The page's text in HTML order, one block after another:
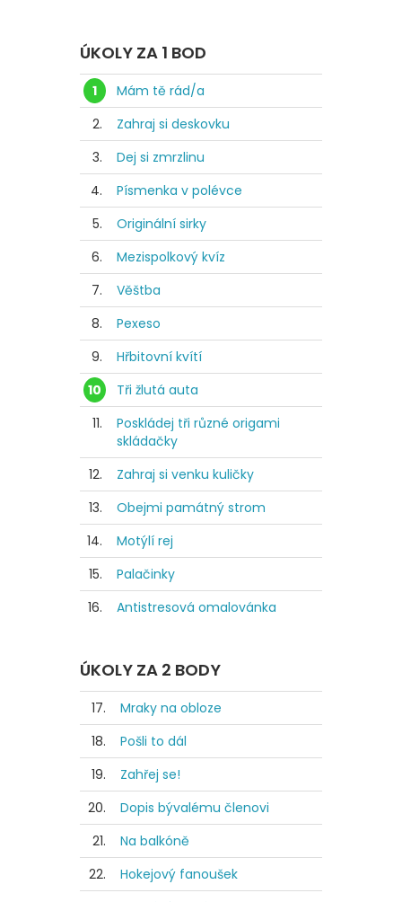
ÚKOLY ZA 1 BOD
1
Mám tě rád/a
2.
Zahraj si deskovku
3.
Dej si zmrzlinu
4.
Písmenka v polévce
5.
Originální sirky
6.
Mezispolkový kvíz
7.
Věštba
8.
Pexeso
9.
Hřbitovní kvítí
10
Tři žlutá auta
11.
Poskládej tři různé origami
skládačky
12.
Zahraj si venku kuličky
13.
Obejmi památný strom
14.
Motýlí rej
15.
Palačinky
16.
Antistresová omalovánka
ÚKOLY ZA 2 BODY
17.
Mraky na obloze
18.
Pošli to dál
19.
Zahřej se!
20.
Dopis bývalému členovi
21.
Na balkóně
22.
Hokejový fanoušek